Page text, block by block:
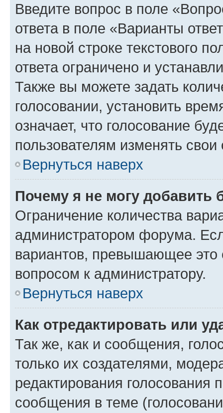
Введите вопрос в поле
ответа в поле «Варианты
на новой строке текстового
ответа ограничено и
Также вы можете задать
голосовании, установить
означает, что голосование
пользователям изменять свои
Вернуться наверх
Почему я не могу добавить
Ограничение количества
администратором форума.
вариантов, превышающее это
вопросом к администратору.
Вернуться наверх
Как отредактировать или
Так же, как и сообщения,
только их создателями,
редактирования голосования
сообщения в теме